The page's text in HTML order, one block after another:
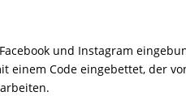
und Instagram
einem Code eingebettet, der